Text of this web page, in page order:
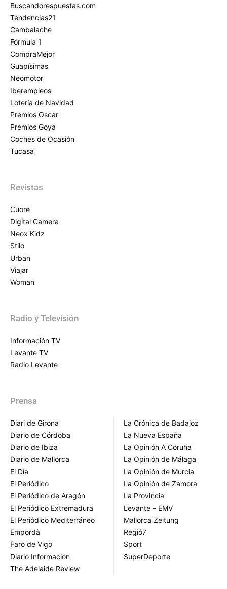
Buscandorespuestas.com
Tendencias21
Cambalache
Fórmula 1
CompraMejor
Guapísimas
Neomotor
Iberempleos
Lotería de Navidad
Premios Oscar
Premios Goya
Coches de Ocasión
Tucasa
Revistas
Cuore
Digital Camera
Neox Kidz
Stilo
Urban
Viajar
Woman
Radio y Televisión
Información TV
Levante TV
Radio Levante
Prensa
Diari de Girona
Diario de Córdoba
Diario de Ibiza
Diario de Mallorca
El Día
El Periódico
El Periódico de Aragón
El Periódico Extremadura
El Periódico Mediterráneo
Empordà
Faro de Vigo
Diario Información
The Adelaide Review
La Crónica de Badajoz
La Nueva España
La Opinión A Coruña
La Opinión de Málaga
La Opinión de Murcia
La Opinión de Zamora
La Provincia
Levante – EMV
Mallorca Zeitung
Regió7
Sport
SuperDeporte